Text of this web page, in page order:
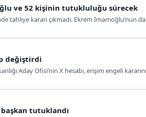
ve 52 kişinin tutukluluğu sürecek
tahliye kararı çıkmadı. Ekrem
değiştirdi
Aday Ofisi’nin X hesabı, erişim engeli
tutuklandı